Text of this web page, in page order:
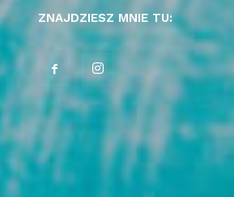
ZNAJDZIESZ MNIE TU: